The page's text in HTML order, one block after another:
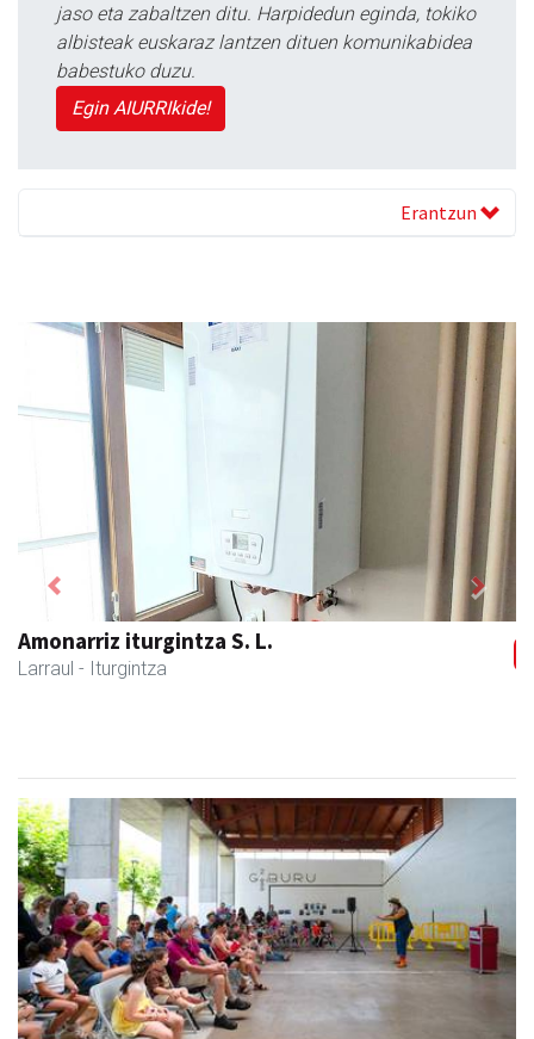
jaso eta zabaltzen ditu. Harpidedun eginda, tokiko
albisteak euskaraz lantzen dituen komunikabidea
babestuko duzu.
Egin AIURRIkide!
Erantzun
Amonarriz iturgintza S. L.
Larraul - Iturgintza
Previous Next